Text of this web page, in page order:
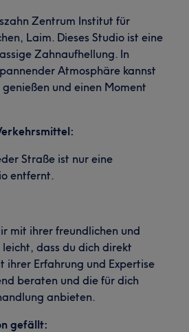
Zentrum Institut für
Laim. Dieses Studio ist eine
Zahnaufhellung. In
Atmosphäre kannst
und einen Moment
Straße ist nur eine
entfernt.
mit ihrer freundlichen und
dass du dich direkt
ihrer Erfahrung und Expertise
beraten und die für dich
anbieten.
gefällt: